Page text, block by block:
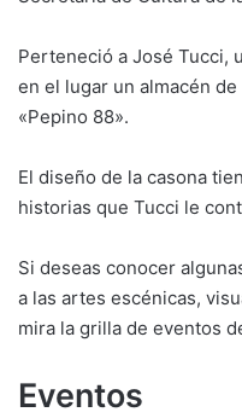
Perteneció a José Tucci,
en el lugar un almacén
«Pepino 88».
El diseño de la casona
historias que Tucci le
Si deseas conocer
a las artes escénicas,
mira la grilla de eventos
Eventos